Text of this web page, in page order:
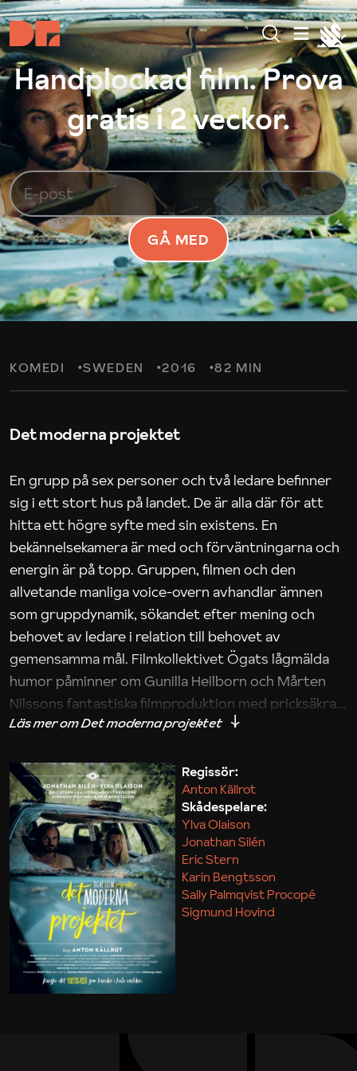
Handplockad film. Prova
gratis i 2 veckor.
GÅ MED
KOMEDI SWEDEN 2016 82 MIN
Det moderna projektet
En grupp på sex personer och två ledare befinner
sig i ett stort hus på landet. De är alla där för att
hitta ett högre syfte med sin existens. En
bekännelsekamera är med och förväntningarna och
energin är på topp. Gruppen, filmen och den
allvetande manliga voice-overn avhandlar ämnen
som gruppdynamik, sökandet efter mening och
behovet av ledare i relation till behovet av
gemensamma mål. Filmkollektivet Ögats lågmälda
humor påminner om Gunilla Heilborn och Mårten
Nilssons fantastiska filmproduktion med pricksäkra
iakttagelser om hur svårt det kan vara att omsätta
Maja Kekonius
Regissör:
Anton Källrot
Skådespelare:
Ylva Olaison
Jonathan Silén
Eric Stern
Karin Bengtsson
Sally Palmqvist Procopé
Sigmund Hovind